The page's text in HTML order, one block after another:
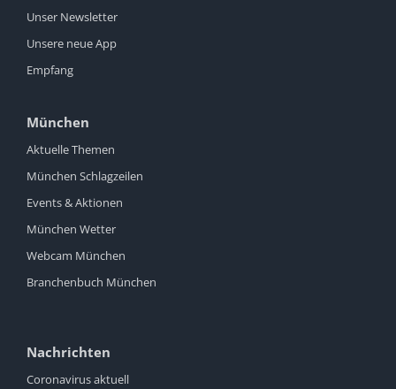
Unser Newsletter
Unsere neue App
Empfang
München
Aktuelle Themen
München Schlagzeilen
Events & Aktionen
München Wetter
Webcam München
Branchenbuch München
Nachrichten
Coronavirus aktuell